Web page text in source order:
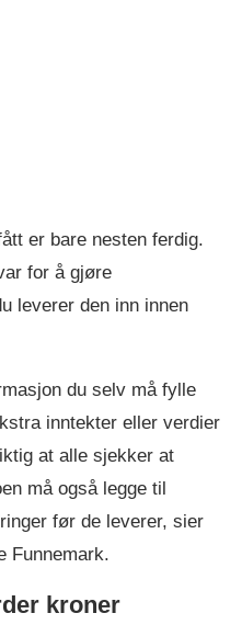
er bare nesten ferdig.
for å gjøre
leverer den inn innen
du selv må fylle
inntekter eller verdier
at alle sjekker at
må også legge til
før de leverer, sier
Funnemark.
kroner